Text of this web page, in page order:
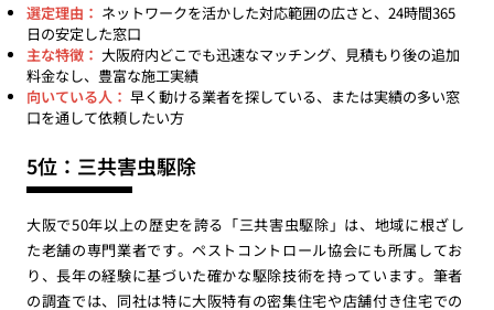
選定理由： ネットワークを活かした対応範囲の広さと、24時間365
日の安定した窓口
主な特徴： 大阪府内どこでも迅速なマッチング、見積もり後の追加
料金なし、豊富な施工実績
向いている人： 早く動ける業者を探している、または実績の多い窓
口を通して依頼したい方
5位：三共害虫駆除
大阪で50年以上の歴史を誇る「三共害虫駆除」は、地域に根ざし
た老舗の専門業者です。ペストコントロール協会にも所属してお
り、長年の経験に基づいた確かな駆除技術を持っています。筆者
の調査では、同社は特に大阪特有の密集住宅や店舗付き住宅での